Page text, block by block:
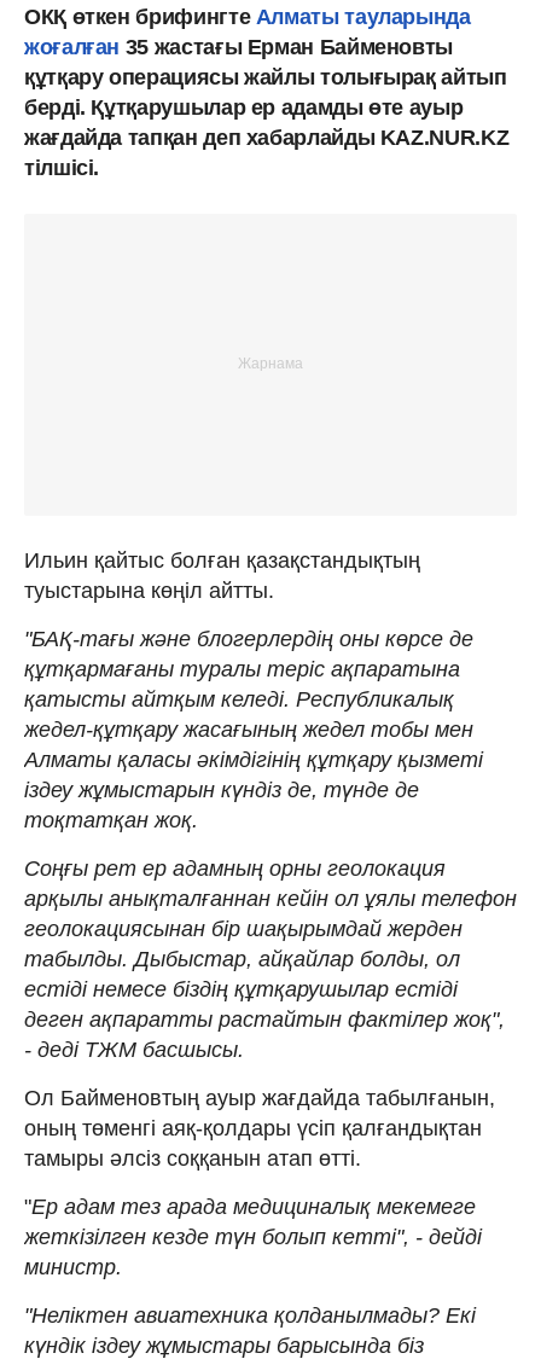
ОКҚ өткен брифингте Алматы тауларында
жоғалған 35 жастағы Ерман Байменовты
құтқару операциясы жайлы толығырақ айтып
берді. Құтқарушылар ер адамды өте ауыр
жағдайда тапқан деп хабарлайды KAZ.NUR.KZ
тілшісі.
Ильин қайтыс болған қазақстандықтың
туыстарына көңіл айтты.
"БАҚ-тағы және блогерлердің оны көрсе де
құтқармағаны туралы теріс ақпаратына
қатысты айтқым келеді. Республикалық
жедел-құтқару жасағының жедел тобы мен
Алматы қаласы әкімдігінің құтқару қызметі
іздеу жұмыстарын күндіз де, түнде де
тоқтатқан жоқ.
Соңғы рет ер адамның орны геолокация
арқылы анықталғаннан кейін ол ұялы телефон
геолокациясынан бір шақырымдай жерден
табылды. Дыбыстар, айқайлар болды, ол
естіді немесе біздің құтқарушылар естіді
деген ақпаратты растайтын фактілер жоқ",
- деді ТЖМ басшысы.
Ол Байменовтың ауыр жағдайда табылғанын,
оның төменгі аяқ-қолдары үсіп қалғандықтан
тамыры әлсіз соққанын атап өтті.
"Ер адам тез арада медициналық мекемеге
жеткізілген кезде түн болып кетті", - дейді
министр.
"Неліктен авиатехника қолданылмады? Екі
күндік іздеу жұмыстары барысында біз